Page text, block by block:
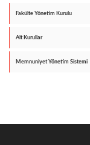
Fakülte Yönetim Kurulu
Alt Kurullar
Memnuniyet Yönetim Sistemi